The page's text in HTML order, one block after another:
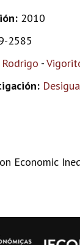
2010
2585
-
Economic